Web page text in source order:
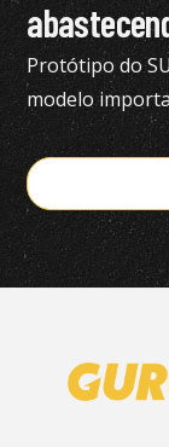
Protótipo do
modelo
mercado